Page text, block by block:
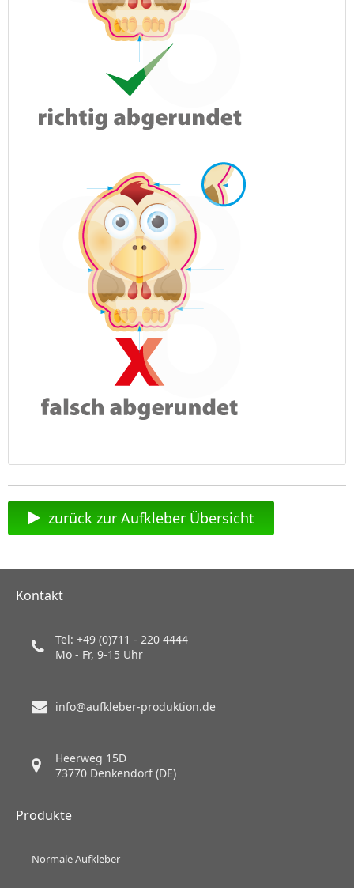
zurück zur Aufkleber Übersicht
Kontakt
Tel: +49 (0)711 - 220 4444
Mo - Fr, 9-15 Uhr
info@aufkleber-produktion.de
Heerweg 15D
73770 Denkendorf (DE)
Produkte
Normale Aufkleber